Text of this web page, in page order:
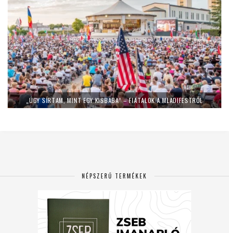
„ÚGY SÍRTAM, MINT EGY KISBABA” – FIATALOK A MLADIFESTRŐL
NÉPSZERŰ TERMÉKEK